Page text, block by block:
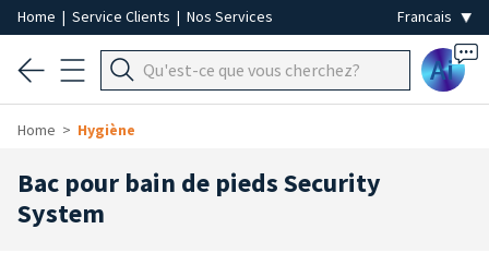
Home | Service Clients | Nos Services
Ai
Home Hygiène
Bac pour bain de pieds Security
System